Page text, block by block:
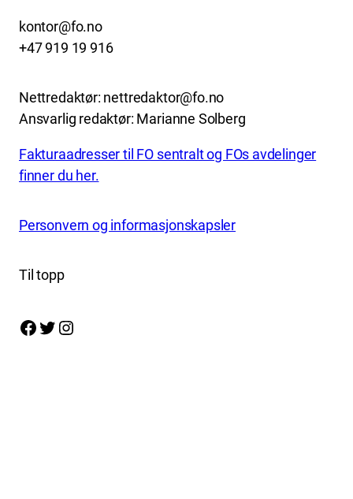
kontor@fo.no
+47 919 19 916
Nettredaktør: nettredaktor@fo.no
Ansvarlig redaktør: Marianne Solberg
Fakturaadresser til FO sentralt og FOs avdelinger
finner du her.
Personvern og informasjonskapsler
Til topp
Facebook Twitter Instagram